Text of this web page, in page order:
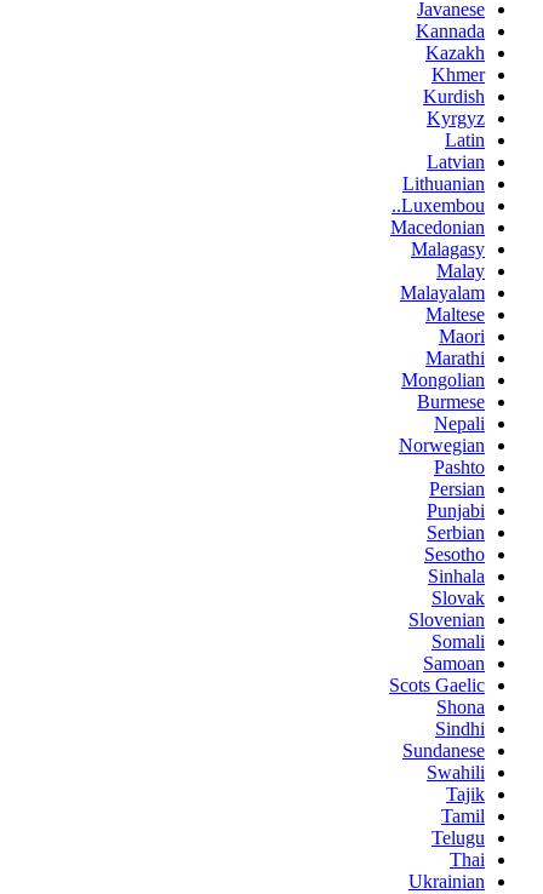
Javanese
Kannada
Kazakh
Khmer
Kurdish
Kyrgyz
Latin
Latvian
Lithuanian
Luxembou..
Macedonian
Malagasy
Malay
Malayalam
Maltese
Maori
Marathi
Mongolian
Burmese
Nepali
Norwegian
Pashto
Persian
Punjabi
Serbian
Sesotho
Sinhala
Slovak
Slovenian
Somali
Samoan
Scots Gaelic
Shona
Sindhi
Sundanese
Swahili
Tajik
Tamil
Telugu
Thai
Ukrainian